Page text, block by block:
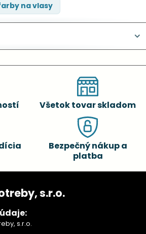
na vlasy
Všetok tovar skladom
Bezpečný nákup a
platba
s.r.o.
s.r.o.